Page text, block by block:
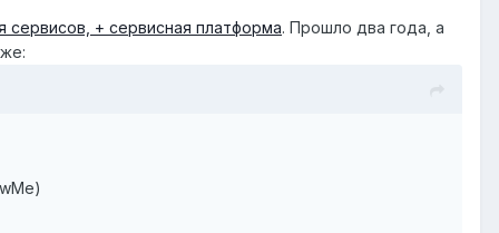
сервисов, + сервисная платформа. Прошло два года, а